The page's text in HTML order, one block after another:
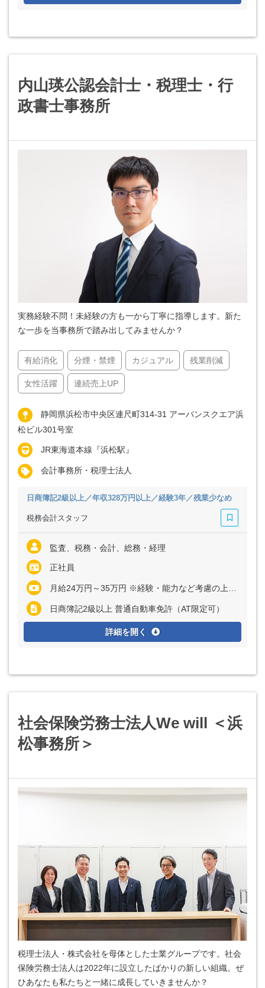
内山瑛公認会計士・税理士・行
政書士事務所
実務経験不問！未経験の方も一から丁寧に指導します。新た
な一歩を当事務所で踏み出してみませんか？
有給消化 分煙・禁煙 カジュアル 残業削減
女性活躍 連続売上UP
静岡県浜松市中央区連尺町314-31 アーバンスクエア浜
松ビル301号室
JR東海道本線『浜松駅』
会計事務所・税理士法人
日商簿記2級以上／年収328万円以上／経験3年／残業少なめ
税務会計スタッフ
監査、税務・会計、総務・経理
正社員
月給24万円～35万円 ※経験・能力など考慮の上、決定いたします ※上記に固定残業代（月15時間分＝3万円～5万円）を含む ※超過分は別途全額支給
日商簿記2級以上 普通自動車免許（AT限定可）
詳細を開く
社会保険労務士法人We will ＜浜
松事務所＞
税理士法人・株式会社を母体とした士業グループです。社会
保険労務士法人は2022年に設立したばかりの新しい組織。ぜ
ひあなたも私たちと一緒に成長していきませんか？